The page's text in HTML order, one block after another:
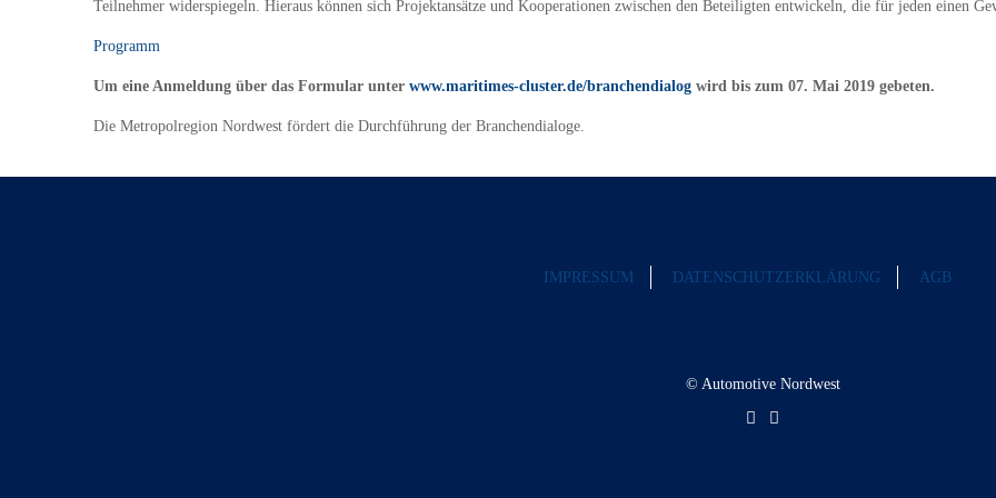
Teilnehmer widerspiegeln. Hieraus können sich Projektansätze und Kooperationen zwischen den Beteiligten entwickeln, die für jeden einen
Programm
Um eine Anmeldung über das Formular unter www.maritimes-cluster.de/branchendialog wird bis zum 07. Mai 2019 gebeten.
Die Metropolregion Nordwest fördert die Durchführung der Branchendialoge.
IMPRESSUM DATENSCHUTZERKLÄRUNG AGB
© Automotive Nordwest